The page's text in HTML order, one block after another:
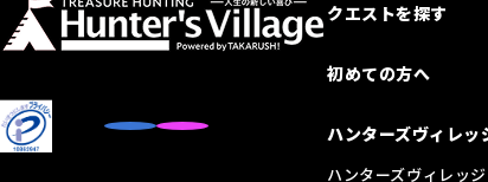
クエストを探す
初めての方へ
ハンターズヴィレッ
ハンターズヴィレッ